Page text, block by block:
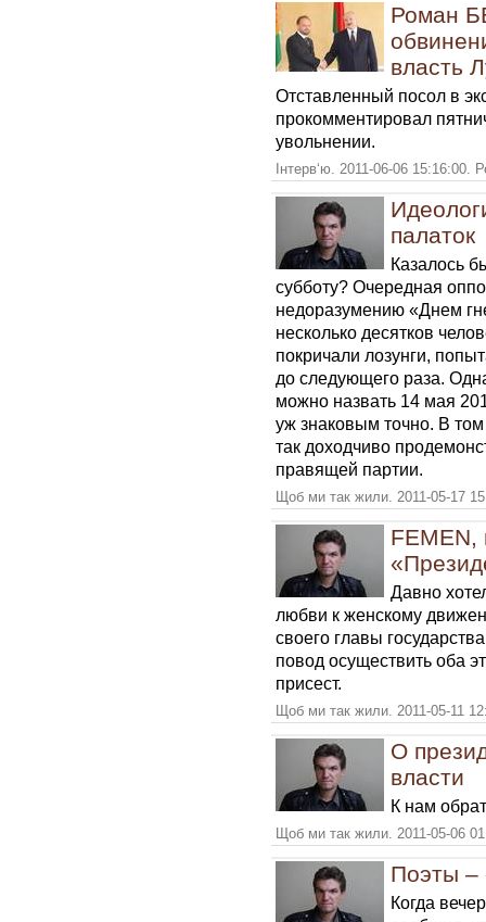
Роман
власть
Отставленный посол в
прокомментировал
увольнении.
Інтерв‘ю. 2011-06-06 15:16:00.
палаток
Казалось
субботу? Очередная
недоразумению «Днем
несколько десятков
покричали лозунги,
до следующего раза.
можно назвать 14 мая
уж знаковым точно. В
так доходчиво
правящей партии.
Щоб ми так жили. 2011-05-17
FEMEN,
Давно
любви к женскому
своего главы
повод осуществить оба
присест.
Щоб ми так жили. 2011-05-11
О
власти
К нам
Щоб ми так жили. 2011-05-06
Поэты –
Когда